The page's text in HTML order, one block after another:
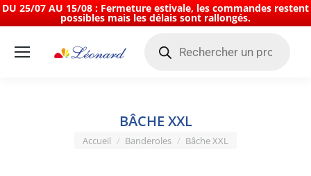
DU 25/07 AU 15/08 : Fermeture estivale, les commandes restent
possibles mais les délais sont rallongés.
produits
BÂCHE XXL
Vous êtes ici :
Accueil Banderoles Bâche XXL